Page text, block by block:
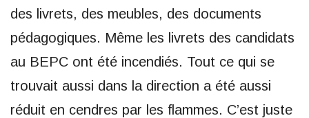
des livrets, des meubles, des documents
pédagogiques. Même les livrets des candidats
au BEPC ont été incendiés. Tout ce qui se
trouvait aussi dans la direction a été aussi
réduit en cendres par les flammes. C’est juste